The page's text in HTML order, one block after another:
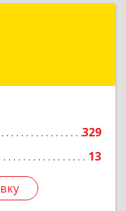
329
13
г, Полярная